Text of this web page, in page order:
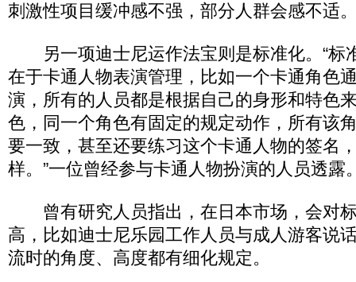
刺激性项目缓冲感不强，部分人群会感不适
另一项迪士尼运作法宝则是标准化。“标
在于卡通人物表演管理，比如一个卡通角色
演，所有的人员都是根据自己的身形和特色
色，同一个角色有固定的规定动作，所有该
要一致，甚至还要练习这个卡通人物的签名
样。”一位曾经参与卡通人物扮演的人员透露
曾有研究人员指出，在日本市场，会对
高，比如迪士尼乐园工作人员与成人游客说
流时的角度、高度都有细化规定。